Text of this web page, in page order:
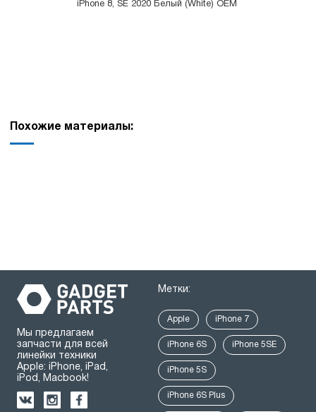
iPhone 8, SE 2020 Белый (White) OEM
Похожие материалы:
Мы предлагаем
запчасти для всей
линейки техники
Apple: iPhone, iPad,
iPod, Macbook!
Метки:
Apple iPhone 7
iPhone 6S iPhone 5SE
iPhone 5S
iPhone 6S Plus